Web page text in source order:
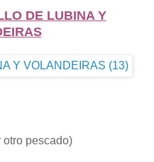
DE LUBINA Y
pescado)